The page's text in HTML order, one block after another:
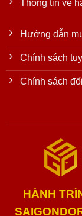
Thông tin về
Hướng dẫn
Chính sách
Chính sách
HÀNH